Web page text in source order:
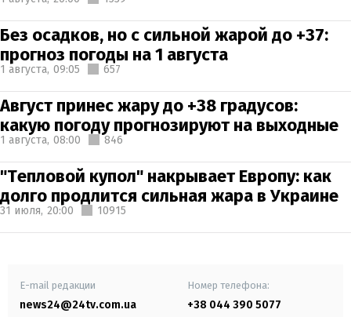
Без осадков, но с сильной жарой до +37:
прогноз погоды на 1 августа
1 августа, 09:05 657
Август принес жару до +38 градусов:
какую погоду прогнозируют на выходные
1 августа, 08:00 846
"Тепловой купол" накрывает Европу: как
долго продлится сильная жара в Украине
31 июля, 20:00 10915
E-mail редакции
news24@24tv.com.ua
Номер телефона:
+38 044 390 5077